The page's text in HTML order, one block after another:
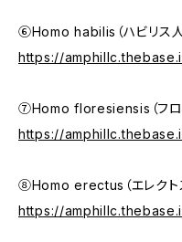
⑥Homo habilis（ハビリス人
https://
⑦Homo floresiensis（フロ
https://
⑧Homo erectus（エレクト
https://